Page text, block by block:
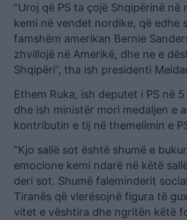
“Uroj që PS ta çojë Shqipërinë në
kemi në vendet nordike, që edhe
famshëm amerikan Bernie
zhvillojë në Amerikë, dhe ne e
Shqipëri”, tha ish presidenti
Ethem Ruka, ish deputet i PS në
dhe ish ministër mori medaljen e
kontributin e tij në themelimin e
“Kjo sallë sot është shumë e
emocione kemi ndarë në këtë
deri sot. Shumë faleminderit
Tiranës që vlerësojnë figura të
vitet e vështira dhe ngritën këtë